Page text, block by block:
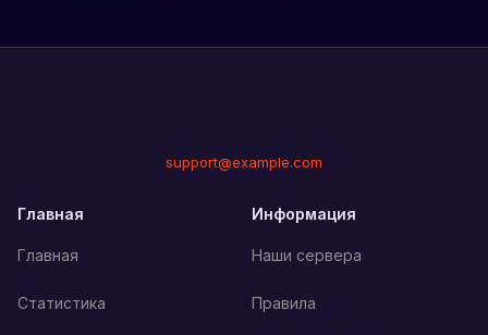
support@example.com
Главная
Главная
Статистика
Информация
Наши сервера
Правила